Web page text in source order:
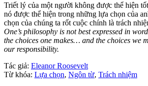
Triết lý của một người không được thể hiện
nó được thể hiện trong những lựa chọn của
chọn của chúng ta rốt cuộc chính là trách
One’s philosophy is not best expressed in
the choices one makes… and the choices we
our responsibility.
Tác giả: Eleanor Roosevelt
Từ khóa: Lựa chọn, Ngôn từ, Trách nhiệm